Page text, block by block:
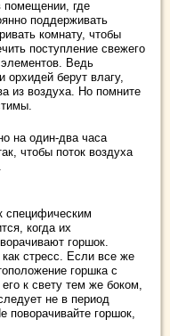
помещении, где
поддерживать
комнату, чтобы
поступление свежего
Ведь
берут влагу,
из воздуха. Но помните
на один-два часа
чтобы поток воздуха
специфическим
когда их
горшок.
стресс. Если все же
горшка с
к свету тем же боком,
не в период
поворачивайте горшок,